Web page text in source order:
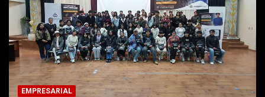
EMPRESARIAL